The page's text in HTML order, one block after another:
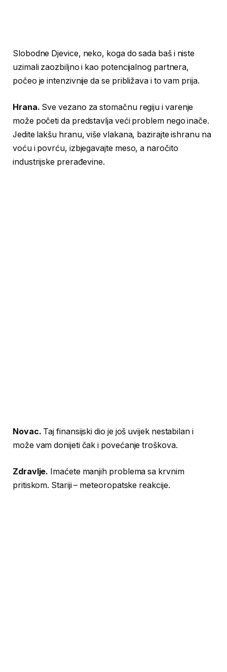
Slobodne Djevice, neko, koga do sada baš i niste
uzimali zaozbiljno i kao potencijalnog partnera,
počeo je intenzivnije da se približava i to vam prija.
Hrana. Sve vezano za stomačnu regiju i varenje
može početi da predstavlja veći problem nego inače.
Jedite lakšu hranu, više vlakana, bazirajte ishranu na
voću i povrću, izbjegavajte meso, a naročito
industrijske prerađevine.
Novac. Taj finansijski dio je još uvijek nestabilan i
može vam donijeti čak i povećanje troškova.
Zdravlje. Imaćete manjih problema sa krvnim
pritiskom. Stariji – meteoropatske reakcije.